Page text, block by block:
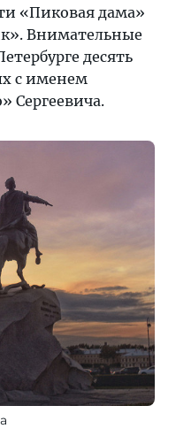
«Пиковая дама»
Внимательные
десять
с именем
Сергеевича.